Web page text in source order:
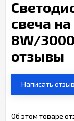
свеча на
8W/
отзывы
Написать отзыв
Об этом товаре